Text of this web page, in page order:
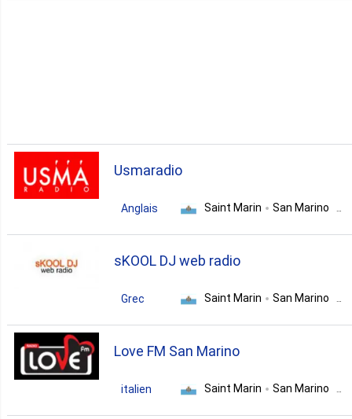
Usmaradio
Anglais Saint Marin San Marino
sKOOL DJ web radio
Grec Saint Marin San Marino
Love FM San Marino
italien Saint Marin San Marino